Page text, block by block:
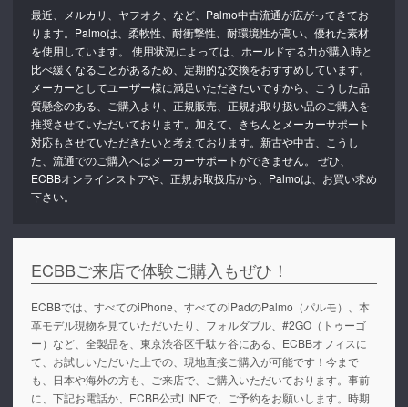
最近、メルカリ、ヤフオク、など、Palmo中古流通が広がってきてお
ります。Palmoは、柔軟性、耐衝撃性、耐環境性が高い、優れた素材
を使用しています。 使用状況によっては、ホールドする力が購入時と
比べ緩くなることがあるため、定期的な交換をおすすめしています。
メーカーとしてユーザー様に満足いただきたいですから、こうした品
質懸念のある、ご購入より、正規販売、正規お取り扱い品のご購入を
推奨させていただいております。加えて、きちんとメーカーサポート
対応もさせていただきたいと考えております。新古や中古、こうし
た、流通でのご購入へはメーカーサポートができません。 ぜひ、
ECBBオンラインストアや、正規お取扱店から、Palmoは、お買い求め
下さい。
ECBBご来店で体験ご購入もぜひ！
ECBBでは、すべてのiPhone、すべてのiPadのPalmo（パルモ）、本
革モデル現物を見ていただいたり、フォルダブル、#2GO（トゥーゴ
ー）など、全製品を、東京渋谷区千駄ヶ谷にある、ECBBオフィスに
て、お試しいただいた上での、現地直接ご購入が可能です！今まで
も、日本や海外の方も、ご来店で、ご購入いただいております。事前
に、下記お電話か、ECBB公式LINEで、ご予約をお願いします。時期